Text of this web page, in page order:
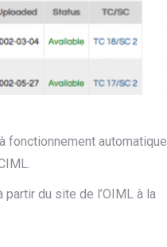
fonctionnement automatique
du site de l’OIML à la